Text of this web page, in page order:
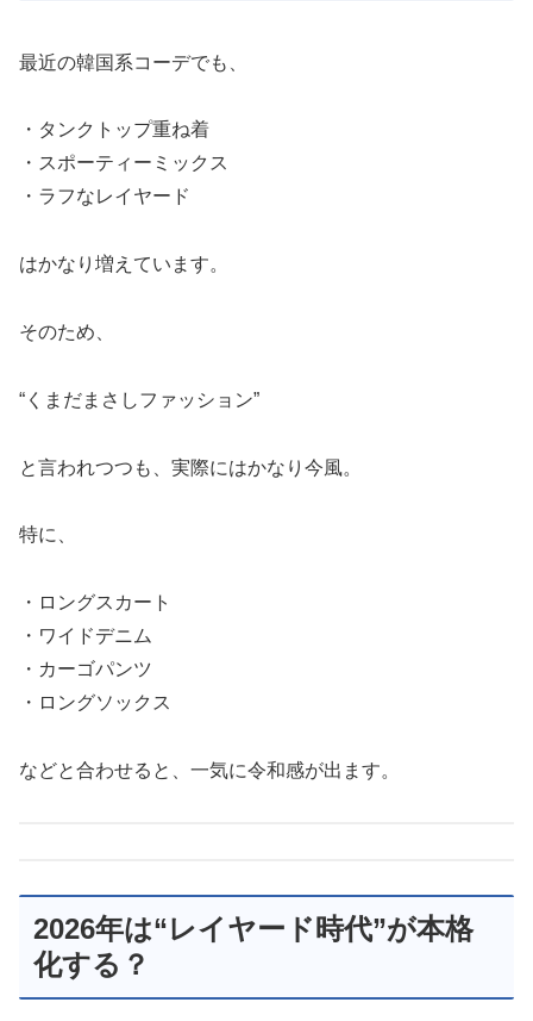
最近の韓国系コーデでも、
・タンクトップ重ね着
・スポーティーミックス
・ラフなレイヤード
はかなり増えています。
そのため、
“くまだまさしファッション”
と言われつつも、実際にはかなり今風。
特に、
・ロングスカート
・ワイドデニム
・カーゴパンツ
・ロングソックス
などと合わせると、一気に令和感が出ます。
2026年は“レイヤード時代”が本格
化する？